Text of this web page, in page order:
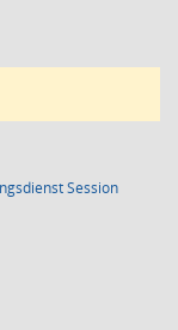
Session(Wird in